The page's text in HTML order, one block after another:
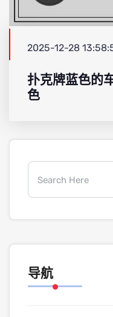
2025-12-28
扑克牌蓝色的
色
导航